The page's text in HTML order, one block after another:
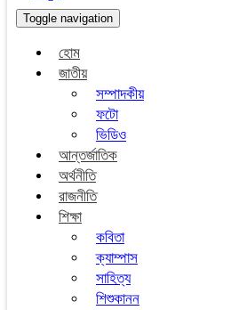
Toggle navigation
হোম
জাতীয়
সম্পাদকীয়
ফটো
ভিডিও
আন্তর্জাতিক
অর্থনীতি
রাজনীতি
শিক্ষা
কবিতা
ক্যাম্পাস
সাহিত্য
শিশুকানন